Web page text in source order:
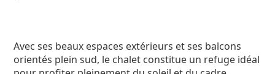
Avec ses beaux espaces extérieurs et ses balcons
orientés plein sud, le chalet constitue un refuge idéal